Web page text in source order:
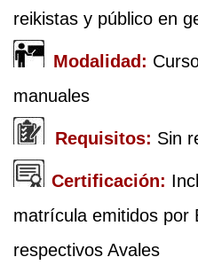
reikistas y público en
Modalidad:
manuales
Requisitos: Sin
Certificación:
matrícula emitidos por
respectivos Avales